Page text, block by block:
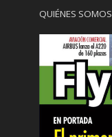
QUIÉNES SOMOS